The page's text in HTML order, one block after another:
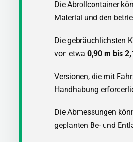
Die Abrollcontainer
Material und den
Die gebräuchlichsten
von etwa 0,90 m bis
Versionen, die mit
Handhabung
Die Abmessungen
geplanten Be- und